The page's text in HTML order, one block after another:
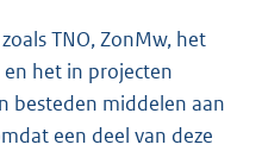
TNO, ZonMw, het
en het in projecten
besteden middelen aan
een deel van deze